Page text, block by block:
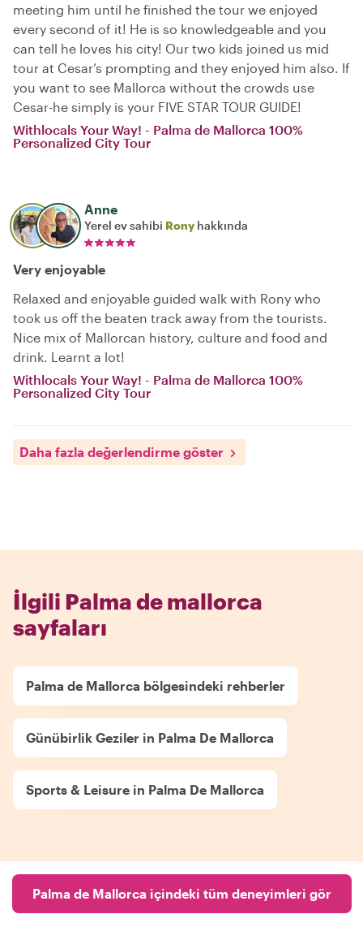
meeting him until he finished the tour we enjoyed
every second of it! He is so knowledgeable and you
can tell he loves his city! Our two kids joined us mid
tour at Cesar’s prompting and they enjoyed him also. If
you want to see Mallorca without the crowds use
Cesar-he simply is your FIVE STAR TOUR GUIDE!
Withlocals Your Way! - Palma de Mallorca 100%
Personalized City Tour
Anne
Yerel ev sahibi Rony hakkında
Very enjoyable
Relaxed and enjoyable guided walk with Rony who
took us off the beaten track away from the tourists.
Nice mix of Mallorcan history, culture and food and
drink. Learnt a lot!
Withlocals Your Way! - Palma de Mallorca 100%
Personalized City Tour
Daha fazla değerlendirme göster
İlgili Palma de mallorca
sayfaları
Palma de Mallorca bölgesindeki rehberler
Günübirlik Geziler in Palma De Mallorca
Sports & Leisure in Palma De Mallorca
Palma de Mallorca içindeki tüm deneyimleri gör